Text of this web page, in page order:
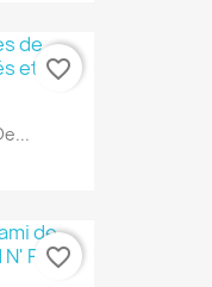
favorite_border
favorite_border